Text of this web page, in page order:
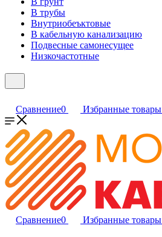
В трубы
Внутриобеъктовые
В кабельную канализацию
Подвесные самонесущее
Низкочастотные
Сравнение0 Избранные товары
Сравнение0 Избранные товары